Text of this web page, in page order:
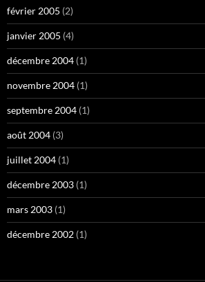
février 2005 (2)
janvier 2005 (4)
décembre 2004 (1)
novembre 2004 (1)
septembre 2004 (1)
août 2004 (3)
juillet 2004 (1)
décembre 2003 (1)
mars 2003 (1)
décembre 2002 (1)